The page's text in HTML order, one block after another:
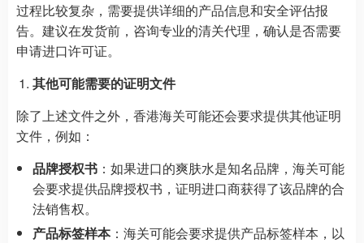
过程比较复杂，需要提供详细的产品信息和安全评估报
告。建议在发货前，咨询专业的清关代理，确认是否需要
申请进口许可证。
其他可能需要的证明文件
除了上述文件之外，香港海关可能还会要求提供其他证明
文件，例如：
品牌授权书 ：如果进口的爽肤水是知名品牌，海关可能
会要求提供品牌授权书，证明进口商获得了该品牌的合
法销售权。
产品标签样本：海关可能会要求提供产品标签样本，以